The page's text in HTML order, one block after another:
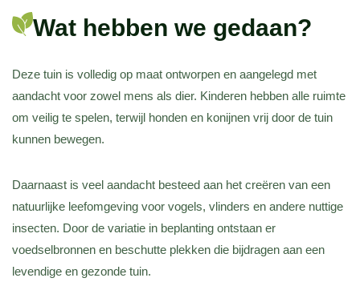
Wat hebben we gedaan?
Deze tuin is volledig op maat ontworpen en aangelegd met
aandacht voor zowel mens als dier. Kinderen hebben alle ruimte
om veilig te spelen, terwijl honden en konijnen vrij door de tuin
kunnen bewegen.
Daarnaast is veel aandacht besteed aan het creëren van een
natuurlijke leefomgeving voor vogels, vlinders en andere nuttige
insecten. Door de variatie in beplanting ontstaan er
voedselbronnen en beschutte plekken die bijdragen aan een
levendige en gezonde tuin.